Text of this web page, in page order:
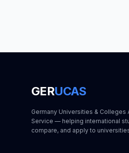
GERUCAS
Germany Universities & Colleges
Service — helping international
compare, and apply to